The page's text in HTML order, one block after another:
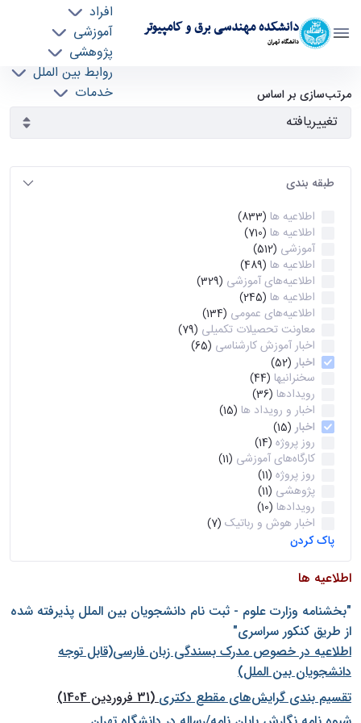
دانشکده مهندسی برق و کامپیوتر
دانشگاه تهران
افراد
آموزشی
پژوهشی
روابط بین الملل
خدمات
آرشیو اطلاعیه ها - ece- دانشکده مهندسی برق و
کامپیوتر
مرتب‌سازی بر اساس
طبقه بندی
اطلاعیه ها (833)
اطلاعیه ها (710)
آموزشی (512)
اطلاعیه ها (489)
اطلاعیه‌های‌ آموزشی (329)
اطلاعیه ها (245)
اطلاعیه‌های عمومی (134)
معاونت تحصیلات تکمیلی (79)
اخبار آموزش کارشناسی (65)
اخبار (52)
سخنرانیها (44)
رویدادها (36)
اخبار و رویداد ها (15)
اخبار (15)
روز پروژه (14)
کارگاه‌های آموزشی (11)
روز پروژه (11)
پژوهشی (11)
رویدادها (10)
اخبار هوش و رباتیک (7)
پاک کردن
اطلاعیه ها
"بخشنامه وزارت علوم - ثبت نام دانشجويان بين الملل پذيرفته شده
از طريق كنكور سراسری"
اطلاعیه در خصوص مدرک بسندگی زبان فارسی(قابل توجه
دانشجویان بین الملل)
تقسیم بندی گرایش‌های مقطع دکتری(31 فروردین 1404)